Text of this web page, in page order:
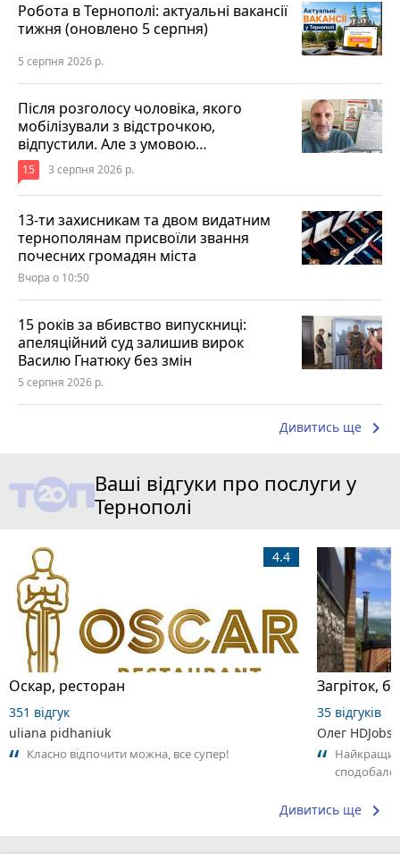
Робота в Тернополі: актуальні вакансії
тижня (оновлено 5 серпня)
5 серпня 2026 р.
Після розголосу чоловіка, якого
мобілізували з відстрочкою,
відпустили. Але з умовою…
15 3 серпня 2026 р.
13-ти захисникам та двом видатним
тернополянам присвоїли звання
почесних громадян міста
Вчора о 10:50
15 років за вбивство випускниці:
апеляційний суд залишив вирок
Василю Гнатюку без змін
5 серпня 2026 р.
Дивитись ще keyboard_arrow_right
Ваші відгуки про послуги у
Тернополі
Оскар, ресторан
4.4
351 відгук
uliana pidhaniuk
Класно відпочити можна, все супер!
Загріток,
35 відгуків
Олег HDJobs
Найкращий
Дивитись ще keyboard_arrow_right